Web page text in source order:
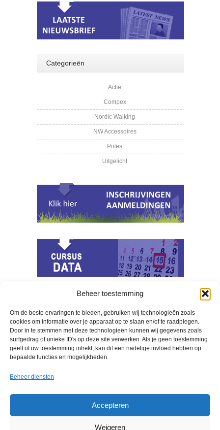
Beheer toestemming
Om de beste ervaringen te bieden, gebruiken wij technologieën zoals
cookies om informatie over je apparaat op te slaan en/of te raadplegen.
Door in te stemmen met deze technologieën kunnen wij gegevens zoals
surfgedrag of unieke ID's op deze site verwerken. Als je geen toestemming
geeft of uw toestemming intrekt, kan dit een nadelige invloed hebben op
bepaalde functies en mogelijkheden.
Beheer diensten
Accepteren
Weigeren
Categorieën
Actie
Compex
Nordic Walking
NW Accessoires
Poles
Uitgelicht
april 2020
oktober 2018